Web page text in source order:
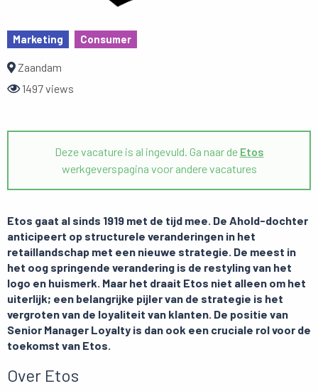
Marketing Consumer
Zaandam
1497 views
Deze vacature is al ingevuld. Ga naar de Etos
werkgeverspagina voor andere vacatures
Etos gaat al sinds 1919 met de tijd mee. De Ahold-dochter
anticipeert op structurele veranderingen in het
retaillandschap met een nieuwe strategie. De meest in
het oog springende verandering is de restyling van het
logo en huismerk. Maar het draait Etos niet alleen om het
uiterlijk; een belangrijke pijler van de strategie is het
vergroten van de loyaliteit van klanten. De positie van
Senior Manager Loyalty is dan ook een cruciale rol voor de
toekomst van Etos.
Over Etos